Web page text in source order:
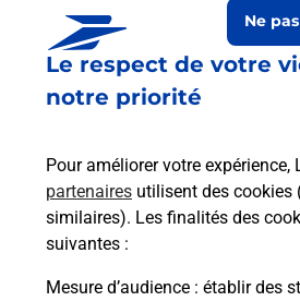
Le respect de votre
notre priorité
Pour améliorer votre expérience,
partenaires utilisent des cookies
similaires). Les finalités des
suivantes :
Mesure d’audience : établir des
Ne
Le lien s'ouvre dans un nouvel onglet